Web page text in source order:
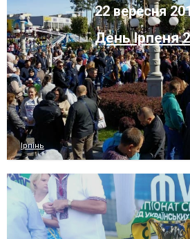
22 вересня
День Ірпеня
Ірпінь